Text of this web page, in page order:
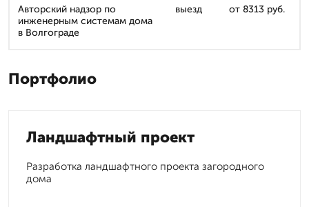
Авторский надзор по
инженерным системам дома
в Волгограде
выезд от 8313 руб.
Портфолио
Ландшафтный проект
Разработка ландшафтного проекта загородного
дома